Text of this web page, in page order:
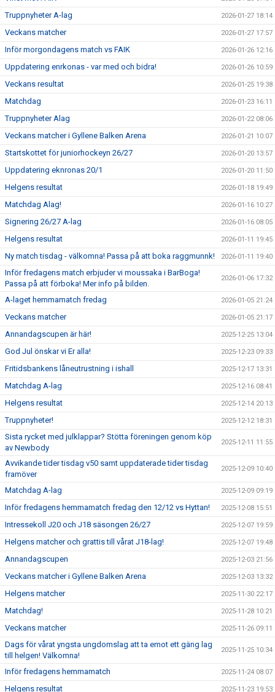
Truppnyheter A-lag 2026-01-27 18:14
Veckans matcher 2026-01-27 17:57
Inför morgondagens match vs FAIK 2026-01-26 12:16
Uppdatering enrkonas - var med och bidra! 2026-01-26 10:59
Veckans resultat 2026-01-25 19:38
Matchdag 2026-01-23 16:11
Truppnyheter Alag 2026-01-22 08:06
Veckans matcher i Gyllene Balken Arena 2026-01-21 10:07
Startskottet för juniorhockeyn 26/27 2026-01-20 13:57
Uppdatering eknronas 20/1 2026-01-20 11:50
Helgens resultat 2026-01-18 19:49
Matchdag Alag! 2026-01-16 10:27
Signering 26/27 A-lag 2026-01-16 08:05
Helgens resultat 2026-01-11 19:45
Ny match tisdag - välkomna! Passa på att boka raggmunnk! 2026-01-11 19:40
Inför fredagens match erbjuder vi moussaka i BarBoga!
Passa på att förboka! Mer info på bilden.
2026-01-06 17:32
A-laget hemmamatch fredag 2026-01-05 21:24
Veckans matcher 2026-01-05 21:17
Annandagscupen är här! 2025-12-25 13:04
God Jul önskar vi Er alla! 2025-12-23 09:33
Fritidsbankens låneutrustning i ishall 2025-12-17 13:31
Matchdag A-lag 2025-12-16 08:41
Helgens resultat 2025-12-14 20:13
Truppnyheter! 2025-12-12 18:31
Sista rycket med julklappar? Stötta föreningen genom köp
av Newbody
2025-12-11 11:55
Avvikande tider tisdag v50 samt uppdaterade tider tisdag
framöver
2025-12-09 10:40
Matchdag A-lag 2025-12-09 09:19
Inför fredagens hemmamatch fredag den 12/12 vs Hyttan! 2025-12-08 15:51
Intressekoll J20 och J18 säsongen 26/27 2025-12-07 19:59
Helgens matcher och grattis till vårat J18-lag! 2025-12-07 19:48
Annandagscupen 2025-12-03 21:56
Veckans matcher i Gyllene Balken Arena 2025-12-03 13:32
Helgens matcher 2025-11-30 22:17
Matchdag! 2025-11-28 10:21
Veckans matcher 2025-11-26 09:11
Dags för vårat yngsta ungdomslag att ta emot ett gäng lag
till helgen! Välkomna!
2025-11-25 10:34
Inför fredagens hemmamatch 2025-11-24 08:07
Helgens resultat 2025-11-23 19:53